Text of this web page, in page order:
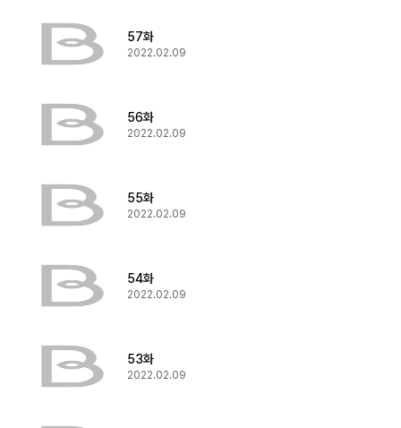
57화
2022.02.09
56화
2022.02.09
55화
2022.02.09
54화
2022.02.09
53화
2022.02.09